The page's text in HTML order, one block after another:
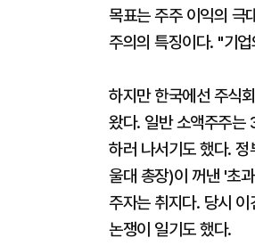
목표는 주주 이익의 극
주의의 특징이다. "기
하지만 한국에선 주식
왔다. 일반 소액주주는
하러 나서기도 했다.
울대 총장)이 꺼낸 '초
주자는 취지다. 당시
논쟁이 일기도 했다.